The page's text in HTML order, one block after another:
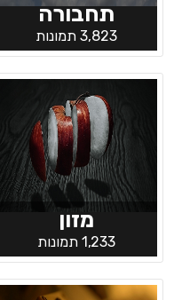
תחבורה
3,823 תמונות
מזון
1,233 תמונות